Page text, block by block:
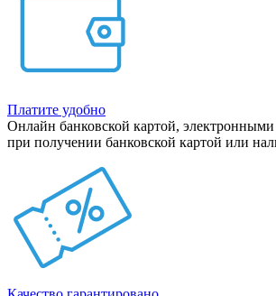
Платите удобно
Онлайн банковской картой,
при получении банковской картой или